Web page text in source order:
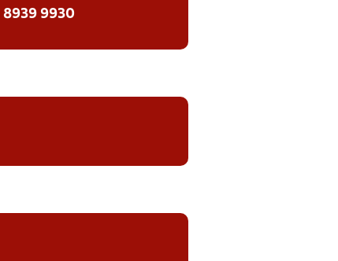
8939 9930